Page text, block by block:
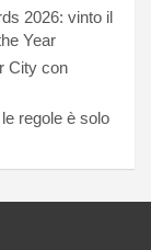
2026: vinto il
Year
City con
regole è solo